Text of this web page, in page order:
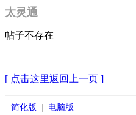
太灵通
帖子不存在
[ 点击这里返回上一页 ]
简化版
电脑版